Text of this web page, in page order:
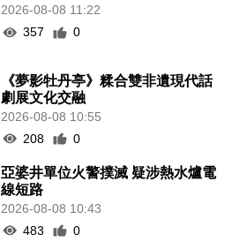
2026-08-08 11:22
357
0
《夢影牡丹亭》糅合雙非遺現代話
劇展文化交融
2026-08-08 10:55
208
0
亞婆井單位火警撲滅 疑涉熱水爐電
線短路
2026-08-08 10:43
483
0